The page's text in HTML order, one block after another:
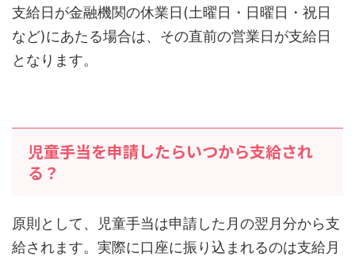
支給日が金融機関の休業日(土曜日・日曜日・祝日
など)にあたる場合は、その直前の営業日が支給日
となります。
児童手当を申請したらいつから支給され
る？
原則として、児童手当は申請した月の翌月分から支
給されます。実際に口座に振り込まれるのは支給月